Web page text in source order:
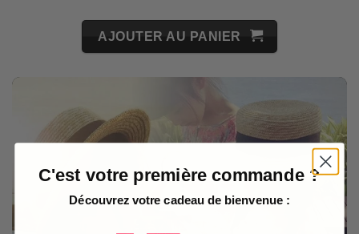
AJOUTER AU PANIER
C'est votre première commande ?
Découvrez votre cadeau de bienvenue :